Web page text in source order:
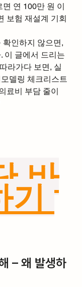
연 100만 원 이
보험 재설계 기회
확인하지 않으면,
이 글에서 드리는
라가다 보면, 실
델링 체크리스트
료비 부담 줄이
바
기
– 왜 발생하